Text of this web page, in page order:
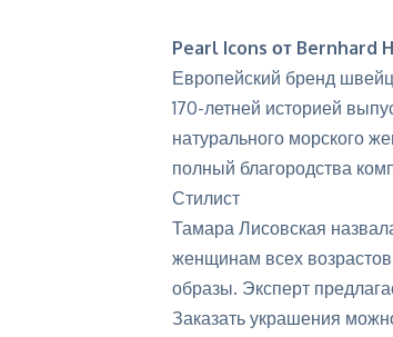
Pearl Icons от Bernhard
Европейский бренд
170-летней историей
натурального морского
полный благородства
Стилист
Тамара Лисовская
женщинам всех
образы. Эксперт
Заказать украшения